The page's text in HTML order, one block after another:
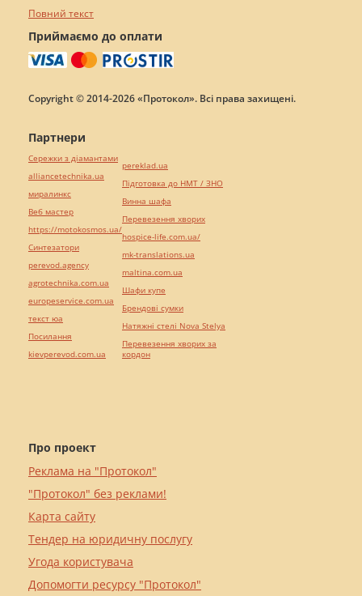
Повний текст
Приймаємо до оплати
Copyright © 2014-2026 «Протокол». Всі права захищені.
Про проект
Реклама на "Протокол"
"Протокол" без реклами!
Карта сайту
Тендер на юридичну послугу
Угода користувача
Допомогти ресурсу "Протокол"
Партнери
Сережки з діамантами
alliancetechnika.ua
миралинкс
Веб мастер
https://motokosmos.ua/
Синтезатори
perevod.agency
agrotechnika.com.ua
europeservice.com.ua
текст юа
Посилання
kievperevod.com.ua
pereklad.ua
Підготовка до НМТ / ЗНО
Винна шафа
Перевезення хворих
hospice-life.com.ua/
mk-translations.ua
maltina.com.ua
Шафи купе
Брендові сумки
Натяжні стелі Nova Stelya
Перевезення хворих за
кордон